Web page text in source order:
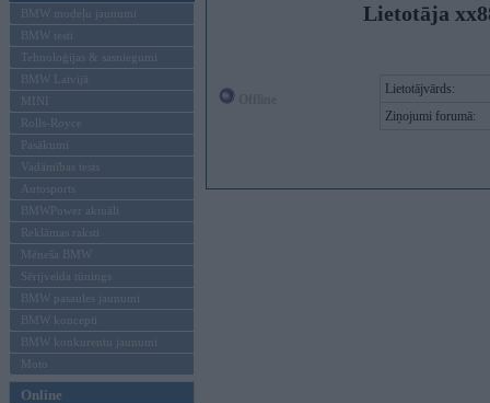
BMW modeļu jaunumi
BMW testi
Tehnoloģijas & sasniegumi
BMW Latvijā
MINI
Rolls-Royce
Pasākumi
Vadāmības tests
Autosports
BMWPower aktuāli
Reklāmas raksti
Mēneša BMW
Sērijveida tūnings
BMW pasaules jaunumi
BMW koncepti
BMW konkurentu jaunumi
Moto
Online
Lietotāja
Lietotājvārds:
Ziņojumi forumā: